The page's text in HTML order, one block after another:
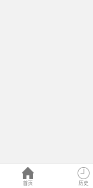
首页 历史